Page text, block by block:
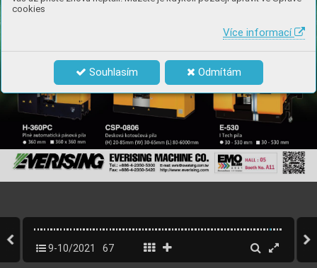
cookies
Více informací
Souhlasím Odmítám
9-10/2021 67